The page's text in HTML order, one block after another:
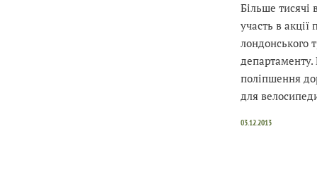
Більше тисячі
участь в акції
лондонського
поліпшення
для
03.12.2013